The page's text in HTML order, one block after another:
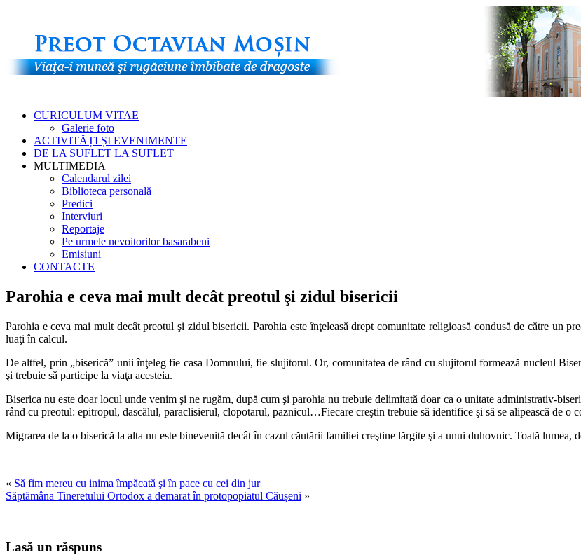
CURICULUM VITAE
Galerie foto
ACTIVITĂȚI ȘI EVENIMENTE
DE LA SUFLET LA SUFLET
MULTIMEDIA
Calendarul zilei
Biblioteca personală
Predici
Interviuri
Reportaje
Pe urmele nevoitorilor basarabeni
Emisiuni
CONTACTE
Parohia e ceva mai mult decât preotul şi zidul bisericii
Parohia e ceva mai mult decât preotul şi zidul bisericii. Parohia este înţeleasă drept comunitate religioasă condusă de către un
luaţi în calcul.
De altfel, prin „biserică” unii înţeleg fie casa Domnului, fie slujitorul. Or, comunitatea de rând cu slujitorul formează nucleul
şi trebuie să participe la viaţa acesteia.
Biserica nu este doar locul unde venim şi ne rugăm, după cum şi parohia nu trebuie delimitată doar ca o unitate administrativ-
rând cu preotul: epitropul, dascălul, paraclisierul, clopotarul, paznicul…Fiecare creştin trebuie să identifice şi să se alipească de o
Migrarea de la o biserică la alta nu este binevenită decât în cazul căutării familiei creştine lărgite şi a unui duhovnic. Toată lumea,
« Să fim mereu cu ini­ma împăcată şi în pace cu cei din jur
Săptămâna Tineretului Ortodox a demarat în protopopiatul Căușeni »
Lasă un răspuns